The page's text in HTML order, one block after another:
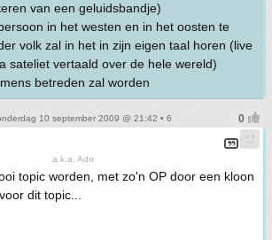
van een geluidsbandje)
in het westen en in het oosten te
volk zal in het in zijn eigen taal horen (live
sateliet vertaald over de hele wereld)
betreden zal worden
10 september 2009 @ 21:42 • 6
a.k.a. Ado
topic worden, met zo'n OP door een kloon
dit topic...